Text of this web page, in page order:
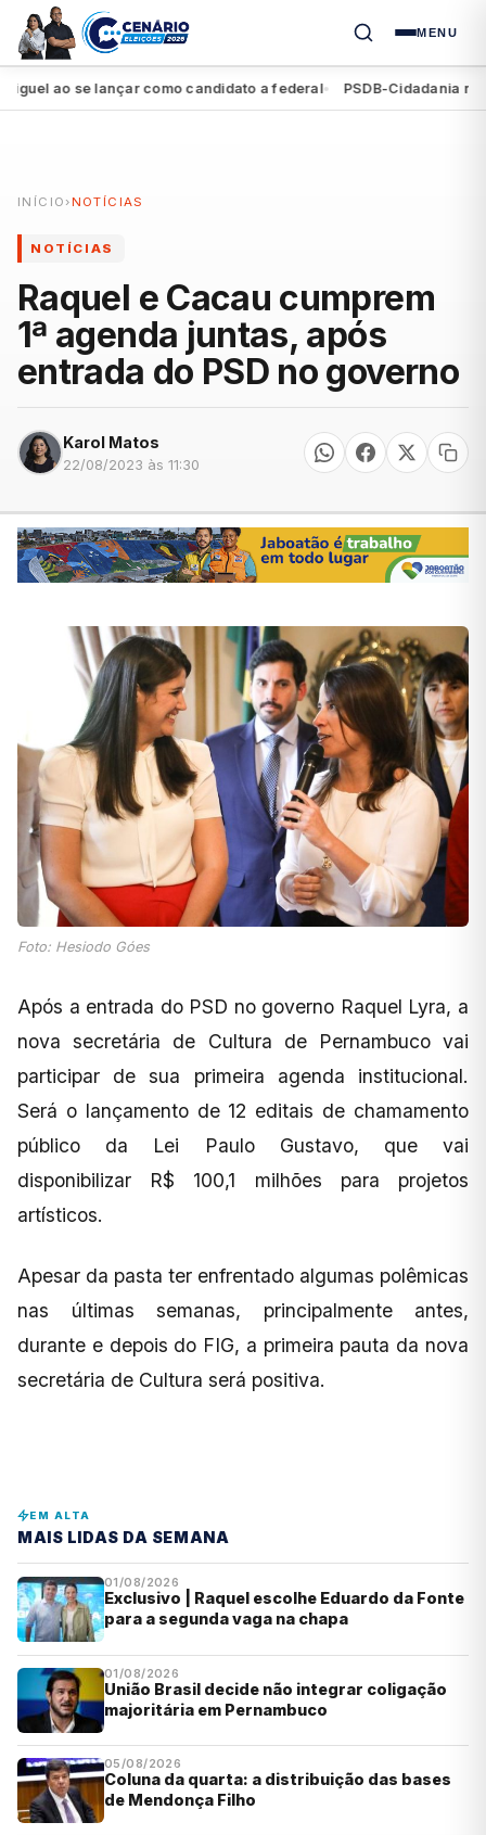
MENU
ao se lançar como candidato a federal● PSDB-Cidadania
INÍCIO › NOTÍCIAS
NOTÍCIAS
Raquel e Cacau cumprem
1ª agenda juntas, após
entrada do PSD no governo
Karol Matos
22/08/2023 às 11:30
Foto: Hesiodo Góes
Após a entrada do PSD no governo Raquel Lyra, a
nova secretária de Cultura de Pernambuco vai
participar de sua primeira agenda institucional.
Será o lançamento de 12 editais de chamamento
público da Lei Paulo Gustavo, que vai
disponibilizar R$ 100,1 milhões para projetos
artísticos.
Apesar da pasta ter enfrentado algumas polêmicas
nas últimas semanas, principalmente antes,
durante e depois do FIG, a primeira pauta da nova
secretária de Cultura será positiva.
EM ALTA
MAIS LIDAS DA SEMANA
01/08/2026
Exclusivo | Raquel escolhe Eduardo da Fonte
para a segunda vaga na chapa
01/08/2026
União Brasil decide não integrar coligação
majoritária em Pernambuco
05/08/2026
Coluna da quarta: a distribuição das bases
de Mendonça Filho